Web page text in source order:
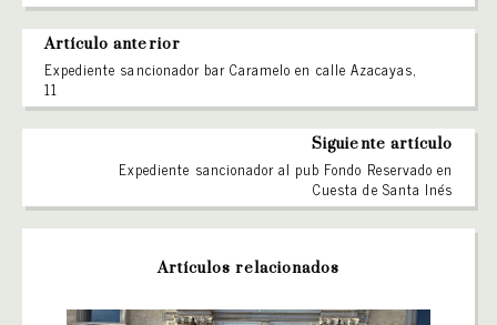
Artículo anterior
Expediente sancionador bar Caramelo en calle Azacayas,
11
Siguiente artículo
Expediente sancionador al pub Fondo Reservado en
Cuesta de Santa Inés
Artículos relacionados